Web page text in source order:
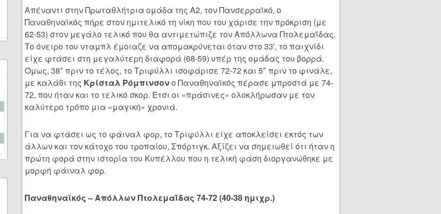
Απέναντι στην Πρωταθλήτρια ομάδα της Α2, τον Πανσερραϊκό, ο
Παναθηναϊκός πήρε στον ημιτελικό τη νίκη που του χάρισε την πρόκριση (με
62-53) στον μεγάλο τελικό που θα αντιμετώπιζε τον Απόλλωνα Πτολεμαΐδας.
Το όνειρο του νταμπλ έμοιαζε να απομακρύνεται όταν στο 33′, το παιχνίδι
είχε φτάσει στη μεγαλύτερη διαφορά (68-59) υπέρ της ομάδας του βορρά.
Όμως, 38″ πριν το τέλος, το Τριφύλλι ισοφάρισε 72-72 και 5″ πριν το φινάλε,
με καλάθι της Κρίσταλ Ρόμπινσονο Παναθηναϊκός πέρασε μπροστά με 74-
72, που ήταν και το τελικό σκορ. Έτσι οι «πράσινες» ολοκλήρωσαν με τον
καλύτερο τρόπο μια «μαγική» χρονιά.
Για να φτάσει ως το φάιναλ φορ, το Τριφύλλι είχε αποκλείσει εκτός των
άλλων και τον κάτοχο του τροπαίου, Σπόρτιγκ. Αξίζει να σημειωθεί ότι ήταν η
πρώτη φορά στην ιστορία του Κυπέλλου που η τελική φάση διοργανώθηκε με
μορφή φάιναλ φορ.
Παναθηναϊκός – Απόλλων Πτολεμαΐδας 74-72 (40-38 ημιχρ.)